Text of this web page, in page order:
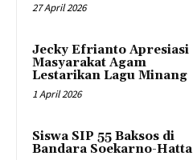
27 April 2026
Jecky Efrianto Apresiasi
Masyarakat Agam
Lestarikan Lagu Minang
1 April 2026
Siswa SIP 55 Baksos di
Bandara Soekarno-Hatta